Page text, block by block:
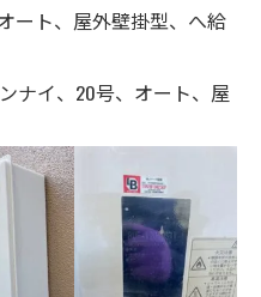
ート、屋外壁掛型、へ給
ナイ、20号、オート、屋